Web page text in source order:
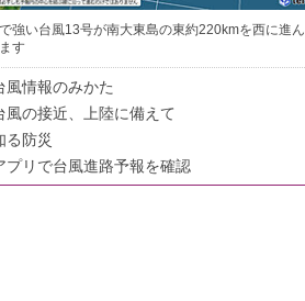
強い台風13号が南大東島の東約220kmを西に進ん
す
風情報のみかた
風の接近、上陸に備えて
る防災
プリで台風進路予報を確認